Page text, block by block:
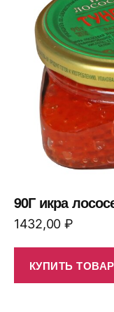
90Г икра
1432,00 ₽
КУПИТЬ ТОВАР